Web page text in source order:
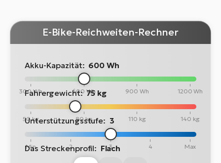
E-Bike-Reichweiten-Rechner
Akku-Kapazität: 600 Wh
300 Wh 600 Wh 900 Wh 1200 Wh
Fahrergewicht: 75 kg
50 kg 80 kg 110 kg 140 kg
Unterstützungsstufe: 3
Min 2 3 4 Max
Das Streckenprofil: Flach